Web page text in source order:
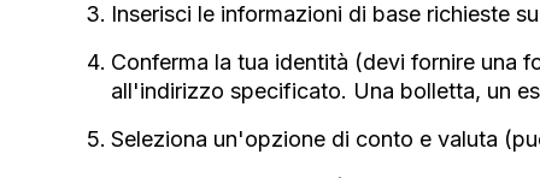
Inserisci le informazioni di base richieste
Conferma la tua identità (devi fornire una
all'indirizzo specificato. Una bolletta, un
Seleziona un'opzione di conto e valuta